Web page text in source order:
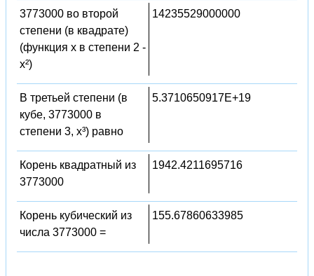
3773000 во второй
степени (в квадрате)
(функция x в степени 2 -
x²)
14235529000000
В третьей степени (в
кубе, 3773000 в
степени 3, x³) равно
5.3710650917E+19
Корень квадратный из
3773000
1942.4211695716
Корень кубический из
числа 3773000 =
155.67860633985